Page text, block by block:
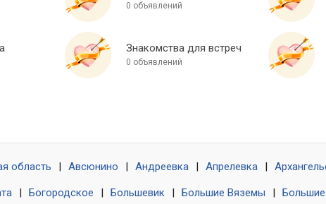
0 объявлений
Знакомства для встреч
0 объявлений
область Авсюнино Андреевка Апрелевка
Богородское Большевик Большие Вяземы